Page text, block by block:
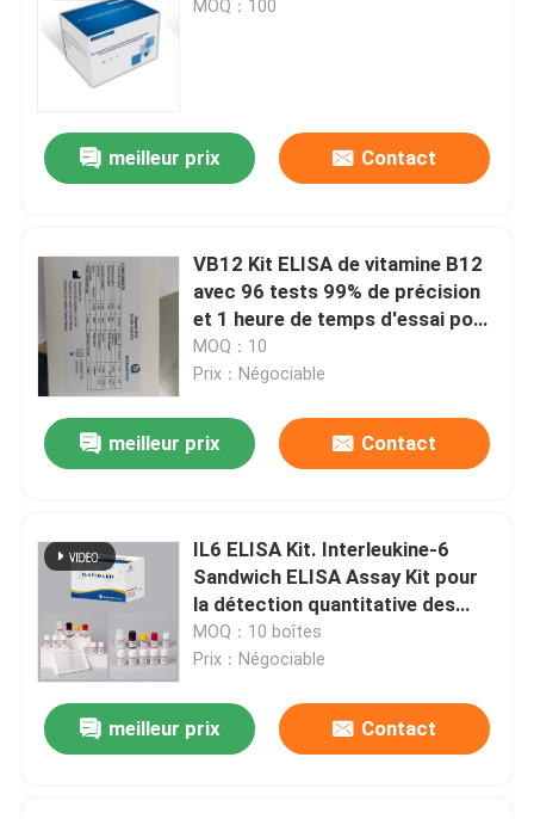
Produits
À propos de nous
Visite de l'usine
MOQ：100
meilleur prix Contact
VB12 Kit ELISA de vitamine B12
avec 96 tests 99% de précision
et 1 heure de temps d'essai pour
la recherche sur la carence en
vitamines
MOQ：10
Prix：Négociable
meilleur prix Contact
IL6 ELISA Kit. Interleukine-6
Sandwich ELISA Assay Kit pour
la détection quantitative des
cytokines dans les échantillons
biologiques, sérum, plasma,
MOQ：10 boîtes
Prix：Négociable
meilleur prix Contact